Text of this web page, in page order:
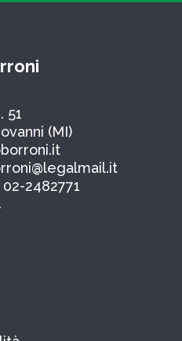
51
(MI)
2482771